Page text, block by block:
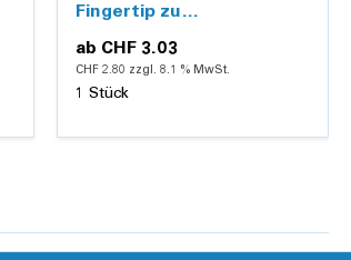
Fingertip zu
Absaugpumpen
ab CHF 3.03
CHF 2.80 zzgl. 8.1 % MwSt.
1 Stück